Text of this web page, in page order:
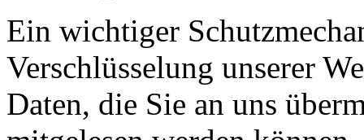
Ein wichtiger
Verschlüsselung unserer
Daten, die Sie an uns